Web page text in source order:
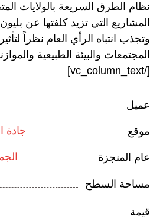
نظام الطرق السريعة بالولايات
المشاريع التي تزيد كلفتها عن
وتجذب انتباه الرأي العام نظراً
المجتمعات والبيئة الطبيعية
[/vc_column_text]
عميل
موقع جادة
عام المنجزة الجمعة،
مساحة السطح
قيمة